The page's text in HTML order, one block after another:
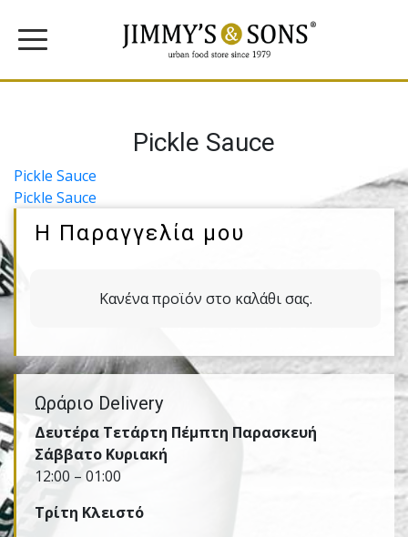
Pickle Sauce
Πλοήγηση
άρθρων
Pickle Sauce
Pickle Sauce
Η Παραγγελία μου
Κανένα προϊόν στο καλάθι σας.
Ωράριο Delivery
Δευτέρα Τετάρτη Πέμπτη Παρασκευή
Σάββατο Κυριακή
12:00 – 01:00
Τρίτη Kλειστό